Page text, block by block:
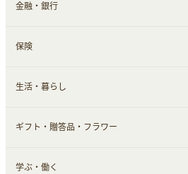
通信・レンタルサーバー
スマホ・携帯電話・SIM
定額制有料コンテンツ
クレジットカード
すべて見る
証券
仮想通貨
その他投資
金融・銀行
銀行・ネット銀行
キャッシング・ローン
その他金融
保険
すべて見る
保険相談・面談
生活・暮らし
すべて見る
住まい・暮らし
ギフト・贈答品・フラワー
すべて見る
学ぶ・働く